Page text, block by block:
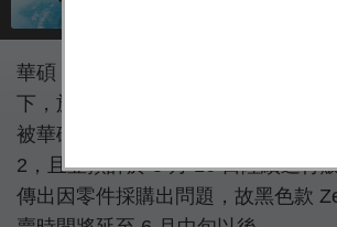
華碩（ASUS）於 4 月 20 日在董事
下，於日本盛大發表了全球首款搭載
被華碩稱為「性能怪獸」的智慧手
2，且並預計於 5 月 16 日陸續進行
傳出因零件採購出問題，故黑色款